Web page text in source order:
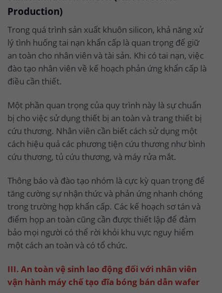
Production)
Trong quá trình sản xuất khuôn silicon, khả năng xử
lý tình huống tai nạn khẩn cấp là quan trọng để giữ
an toàn cho nhân viên và tài sản. Khi có tai nạn, việc
đào tạo nhân viên về kế hoạch phản ứng khẩn cấp là
điều cần thiết.
Một phần quan trọng của quy trình này là sự chuẩn
bị cho việc sử dụng thiết bị an toàn và trang thiết bị
cứu thương. Nhân viên cần biết cách sử dụng một
cách hiệu quả các phương tiện cứu thương như bình
cứu thương, tủ cứu thương, và máy rửa mắt.
Thông báo và đào tạo nhóm là cực kỳ quan trọng để
tăng cường sự nhận thức và phản ứng nhanh chóng
trong trường hợp khẩn cấp. Các kế hoạch sơ tán và
điểm họp an toàn cũng cần được thiết lập để đảm
bảo mọi người có thể rời khỏi khu vực nguy hiểm
một cách an toàn và có tổ chức.
III. An toàn vệ sinh lao động đối với nhân viên
vận hành máy chế tạo đĩa bóng bán dẫn wafer